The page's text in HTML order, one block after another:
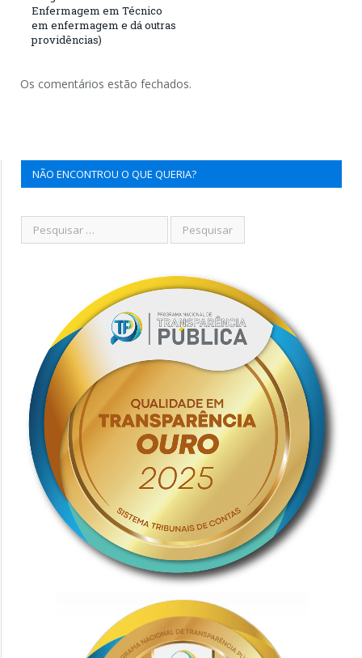
Enfermagem em Técnico
em enfermagem e dá outras
providências)
Os comentários estão fechados.
NÃO ENCONTROU O QUE QUERIA?